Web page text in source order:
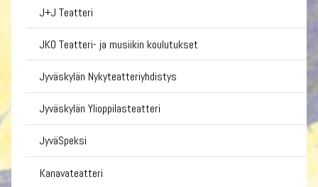
J+J Teatteri
JKO Teatteri- ja musiikin koulutukset
Jyväskylän Nykyteatteriyhdistys
Jyväskylän Ylioppilasteatteri
JyväSpeksi
Kanavateatteri